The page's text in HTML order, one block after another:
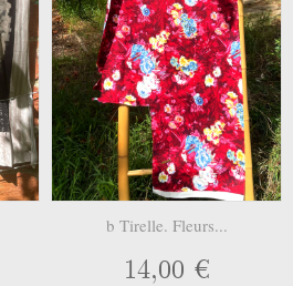
b Tirelle. Fleurs...
14,00 €